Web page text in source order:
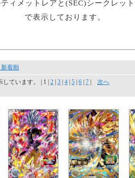
ィメットレアと(SEC)シークレッ
で表示しております。
新着順
ています。 | 1 | 2 3 4 5 6 7 次へ